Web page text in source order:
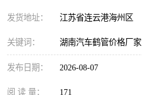
发货地址： 江苏省连云港海州区
关键词： 湖南汽车鹤管价格厂家
发布日期： 2026-08-07
阅 读 量： 171